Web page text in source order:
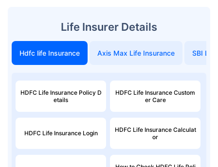
Life Insurer Details
Hdfc life Insurance Axis Max Life Insurance SBI
HDFC Life Insurance Policy D
etails
HDFC Life Insurance Custom
er Care
HDFC Life Insurance Login
HDFC Life Insurance Calculat
or